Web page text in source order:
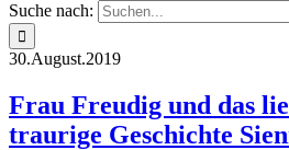
Suche nach:
30.August.2019
Frau Freudig und das
traurige Geschichte